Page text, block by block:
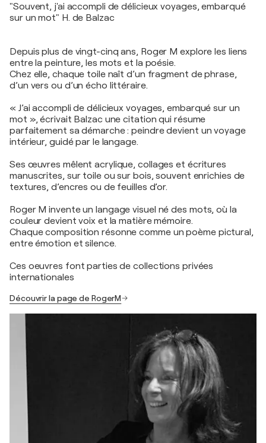
"Souvent, j'ai accompli de délicieux voyages, embarqué
sur un mot" H. de Balzac
Depuis plus de vingt-cinq ans, Roger M explore les liens
entre la peinture, les mots et la poésie.
Chez elle, chaque toile naît d’un fragment de phrase,
d’un vers ou d’un écho littéraire.
« J’ai accompli de délicieux voyages, embarqué sur un
mot », écrivait Balzac une citation qui résume
parfaitement sa démarche : peindre devient un voyage
intérieur, guidé par le langage.
Ses œuvres mêlent acrylique, collages et écritures
manuscrites, sur toile ou sur bois, souvent enrichies de
textures, d’encres ou de feuilles d’or.
Roger M invente un langage visuel né des mots, où la
couleur devient voix et la matière mémoire.
Chaque composition résonne comme un poème pictural,
entre émotion et silence.
Ces oeuvres font parties de collections privées
internationales
Découvrir la page de RogerM